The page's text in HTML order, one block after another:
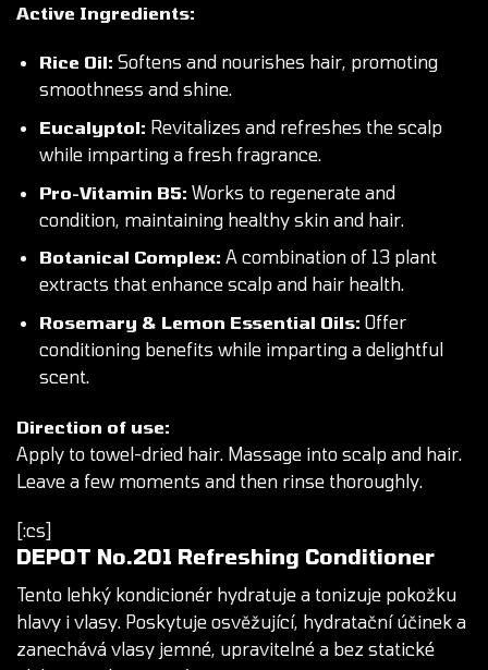
Active Ingredients:
Rice Oil: Softens and nourishes hair, promoting
smoothness and shine.
Eucalyptol: Revitalizes and refreshes the scalp
while imparting a fresh fragrance.
Pro-Vitamin B5: Works to regenerate and
condition, maintaining healthy skin and hair.
Botanical Complex: A combination of 13 plant
extracts that enhance scalp and hair health.
Rosemary & Lemon Essential Oils: Offer
conditioning benefits while imparting a delightful
scent.
Direction of use:
Apply to towel-dried hair. Massage into scalp and hair.
Leave a few moments and then rinse thoroughly.
[:cs]
DEPOT No.201 Refreshing Conditioner
Tento lehký kondicionér hydratuje a tonizuje pokožku
hlavy i vlasy. Poskytuje osvěžující, hydratační účinek a
zanechává vlasy jemné, upravitelné a bez statické